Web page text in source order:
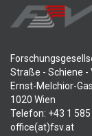
Straße - Schiene -
Ernst-Melchior-
1020 Wien
Telefon: +43 1
office(at)fsv.at